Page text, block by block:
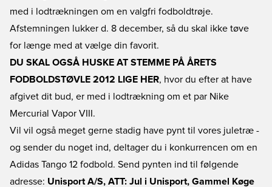
med i lodtrækningen om en valgfri fodboldtrøje.
Afstemningen lukker d. 8 december, så du skal ikke tøve
for længe med at vælge din favorit.
DU SKAL OGSÅ HUSKE AT STEMME PÅ ÅRETS
FODBOLDSTØVLE 2012 LIGE HER, hvor du efter at have
afgivet dit bud, er med i lodtrækning om et par Nike
Mercurial Vapor VIII.
Vil vil også meget gerne stadig have pynt til vores juletræ -
og sender du noget ind, deltager du i konkurrencen om en
Adidas Tango 12 fodbold. Send pynten ind til følgende
adresse: Unisport A/S, ATT: Jul i Unisport, Gammel Køge